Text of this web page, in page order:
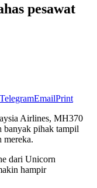
pesawat
TelegramEmailPrint
Airlines, MH370
banyak pihak tampil
mereka.
dari Unicorn
hampir